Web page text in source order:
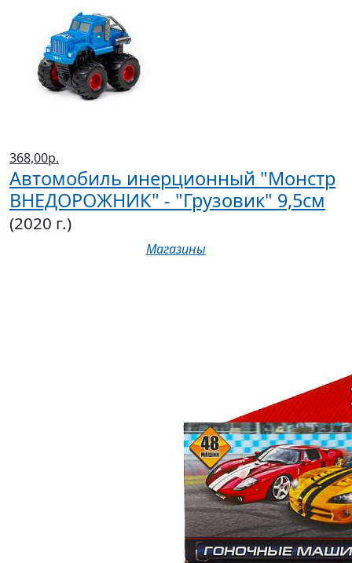
368,00р.
Автомобиль инерционный "Монстр
ВНЕДОРОЖНИК" - "Грузовик" 9,5см
(2020 г.)
Магазины